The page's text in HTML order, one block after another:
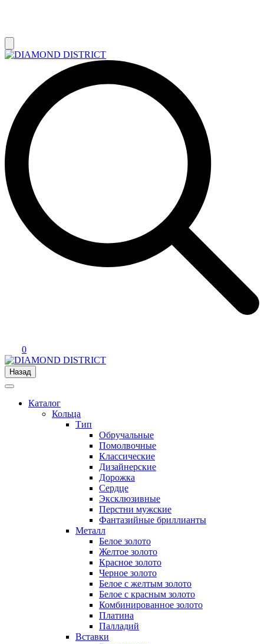
0
Назад
Каталог
Кольца
Тип
Обручальные
Помолвочные
Классические
Дизайнерские
Дорожка
Сердце
Эксклюзивные
Перстни мужские
Фантазийные бриллианты
Металл
Белое золото
Желтое золото
Красное золото
Черное золото
Белое с желтым золото
Белое с красным золото
Комбинированное золото
Платина
Палладий
Вставки